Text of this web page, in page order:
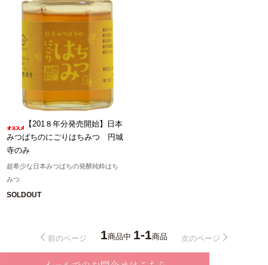
【201８年分発売開始】日本
みつばちのにごりはちみつ 円城
寺のみ
超希少な日本みつばちの発酵純粋はち
みつ
SOLDOUT
前のページ 1商品中 1-1商品 次のページ